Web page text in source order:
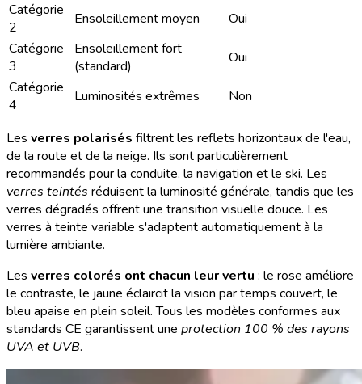
Catégorie
2
Ensoleillement moyen
Oui
Catégorie
3
Ensoleillement fort
(standard)
Oui
Catégorie
4
Luminosités extrêmes Non
Les verres polarisés filtrent les reflets horizontaux de l'eau,
de la route et de la neige. Ils sont particulièrement
recommandés pour la conduite, la navigation et le ski. Les
verres teintés réduisent la luminosité générale, tandis que les
verres dégradés offrent une transition visuelle douce. Les
verres à teinte variable s'adaptent automatiquement à la
lumière ambiante.
Les verres colorés ont chacun leur vertu : le rose améliore
le contraste, le jaune éclaircit la vision par temps couvert, le
bleu apaise en plein soleil. Tous les modèles conformes aux
standards CE garantissent une protection 100 % des rayons
UVA et UVB.